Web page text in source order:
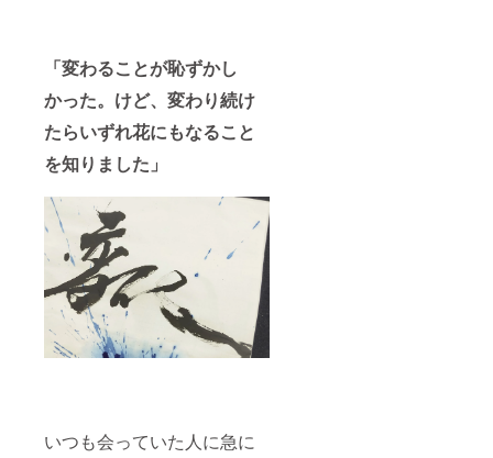
「変わることが恥ずかし
かった。けど、変わり続け
たらいずれ花にもなること
を知りました」
いつも会っていた人に急に